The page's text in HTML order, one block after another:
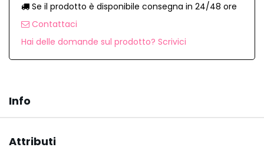
Se il prodotto è disponibile consegna in 24/48 ore
Contattaci
Hai delle domande sul prodotto? Scrivici
Info
Attributi